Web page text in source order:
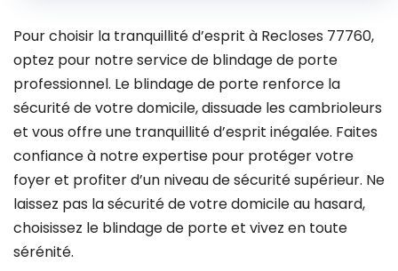
Pour choisir la tranquillité d’esprit à Recloses 77760,
optez pour notre service de blindage de porte
professionnel. Le blindage de porte renforce la
sécurité de votre domicile, dissuade les cambrioleurs
et vous offre une tranquillité d’esprit inégalée. Faites
confiance à notre expertise pour protéger votre
foyer et profiter d’un niveau de sécurité supérieur. Ne
laissez pas la sécurité de votre domicile au hasard,
choisissez le blindage de porte et vivez en toute
sérénité.